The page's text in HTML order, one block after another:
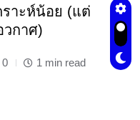
าะห์น้อย (แต่
กาศ)
0 1 min read